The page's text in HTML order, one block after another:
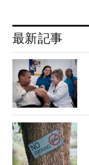
最新記事